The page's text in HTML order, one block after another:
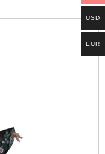
USD
EUR